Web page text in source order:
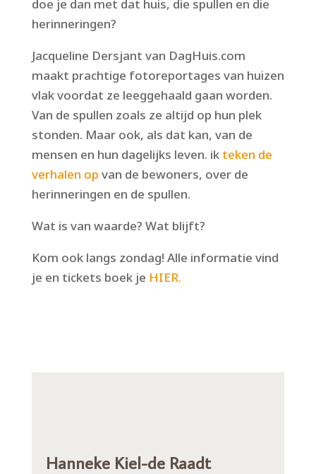
doe je dan met dat huis, die spullen en die
herinneringen?
Jacqueline Dersjant van DagHuis.com
maakt prachtige fotoreportages van huizen
vlak voordat ze leeggehaald gaan worden.
Van de spullen zoals ze altijd op hun plek
stonden. Maar ook, als dat kan, van de
mensen en hun dagelijks leven. ikteken de
verhalen op van de bewoners, over de
herinneringen en de spullen.
Wat is van waarde? Wat blijft?
Kom ook langs zondag! Alle informatie vind
je en tickets boek je HIER.
Hanneke Kiel-de Raadt